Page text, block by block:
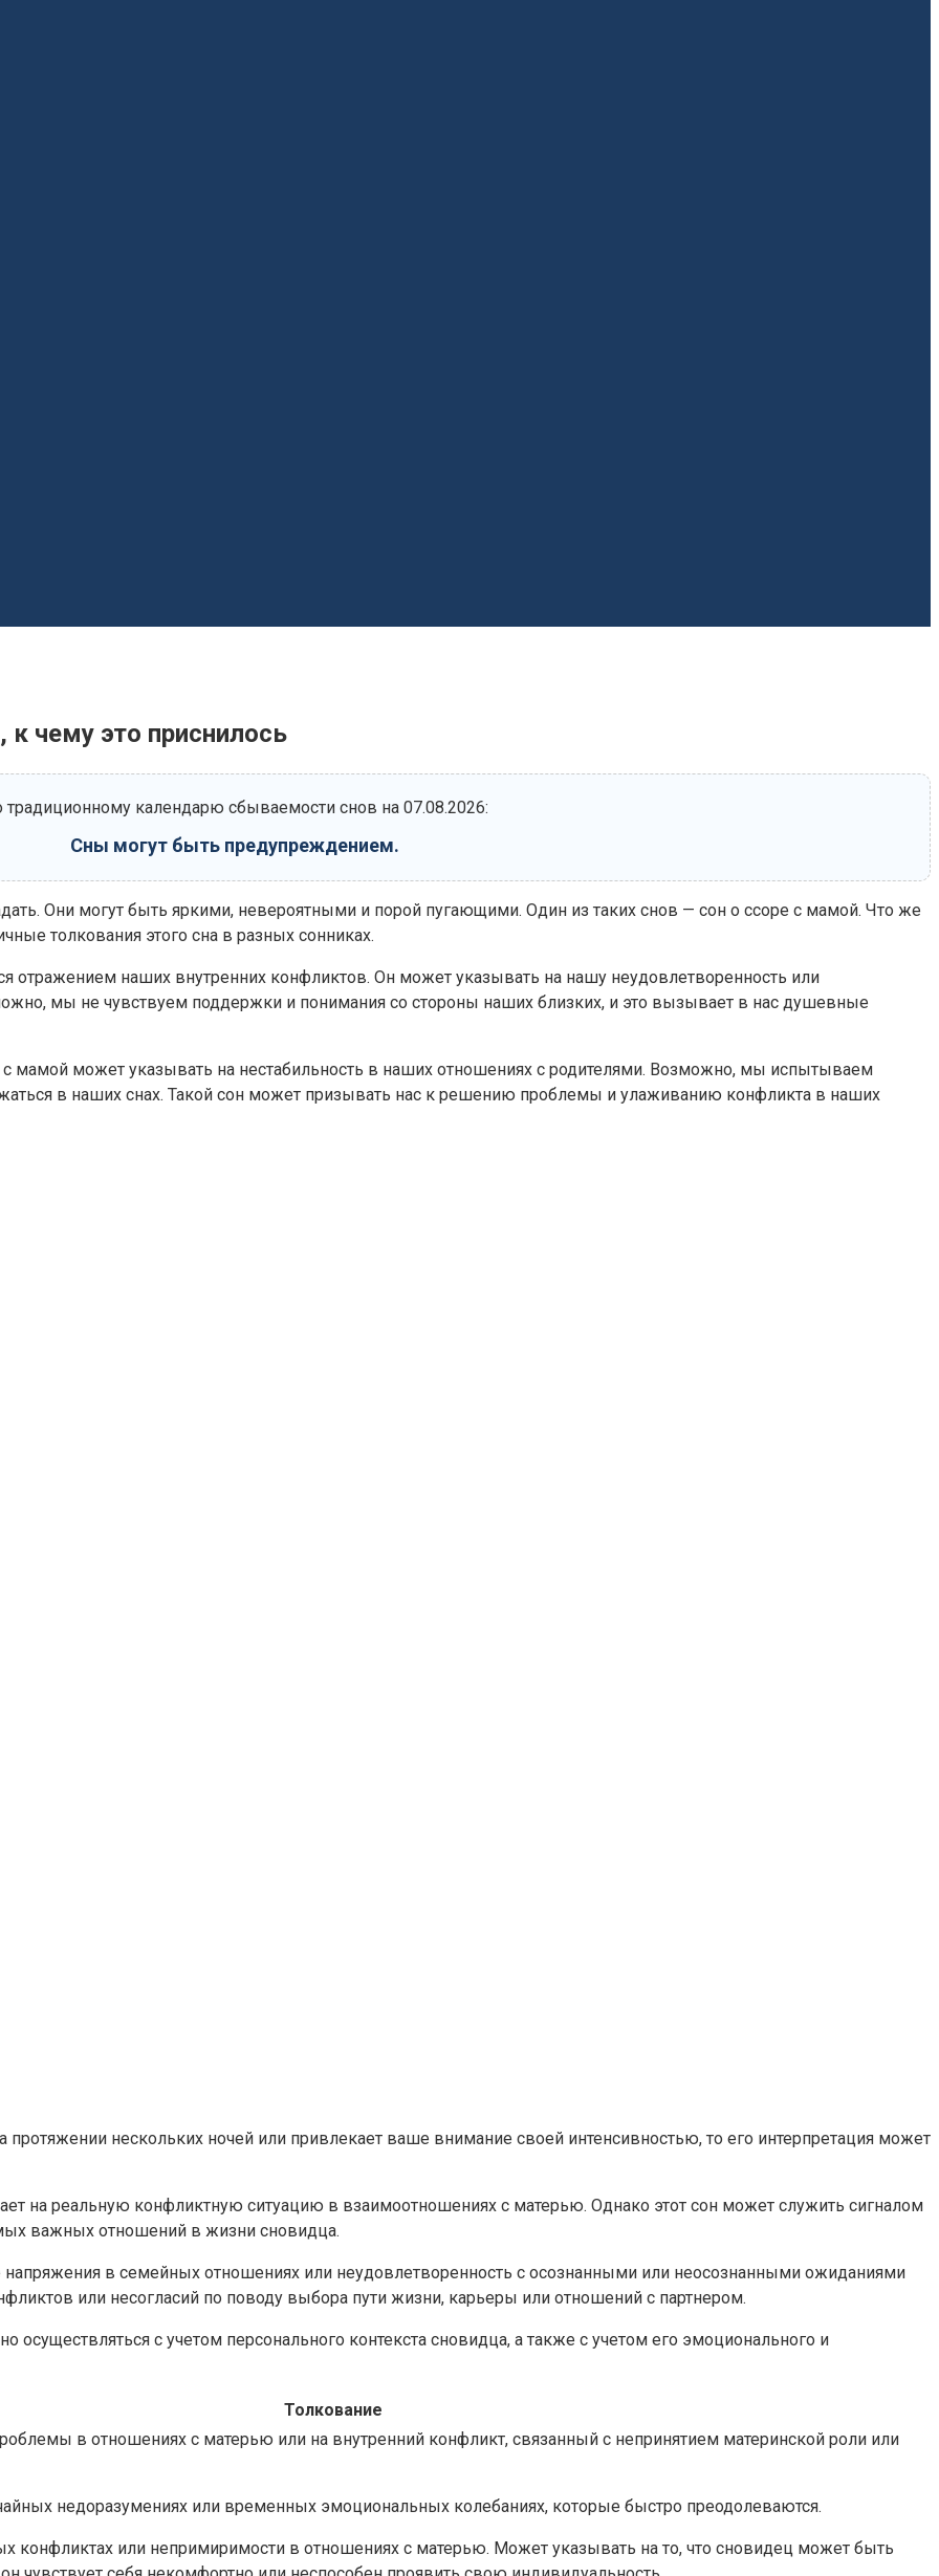
чему это приснилось
традиционному календарю сбываемости снов на 07.08.2026:
Сны могут быть предупреждением.
Они могут быть яркими, невероятными и порой пугающими. Один из таких снов — сон о ссоре с мамой. Что же
толкования этого сна в разных сонниках.
отражением наших внутренних конфликтов. Он может указывать на нашу неудовлетворенность или
мы не чувствуем поддержки и понимания со стороны наших близких, и это вызывает в нас душевные
мамой может указывать на нестабильность в наших отношениях с родителями. Возможно, мы испытываем
в наших снах. Такой сон может призывать нас к решению проблемы и улаживанию конфликта в наших
нескольких ночей или привлекает ваше внимание своей интенсивностью, то его интерпретация может
на реальную конфликтную ситуацию в взаимоотношениях с матерью. Однако этот сон может служить сигналом
важных отношений в жизни сновидца.
в семейных отношениях или неудовлетворенность с осознанными или неосознанными ожиданиями
или несогласий по поводу выбора пути жизни, карьеры или отношений с партнером.
с учетом персонального контекста сновидца, а также с учетом его эмоционального и
Толкование
в отношениях с матерью или на внутренний конфликт, связанный с непринятием материнской роли или
недоразумениях или временных эмоциональных колебаниях, которые быстро преодолеваются.
конфликтах или непримиримости в отношениях с матерью. Может указывать на то, что сновидец может быть